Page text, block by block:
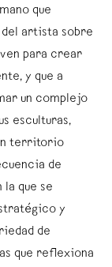
que
artista sobre
para crear
y que a
un complejo
esculturas,
territorio
de
que se
y
de
que reflexiona